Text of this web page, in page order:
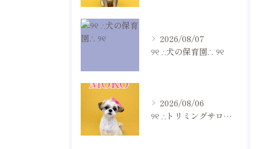
2026/08/07
୨୧ ∴犬の保育園∴ ୨୧
2026/08/06
୨୧ ∴トリミングサロン∴ ୨୧